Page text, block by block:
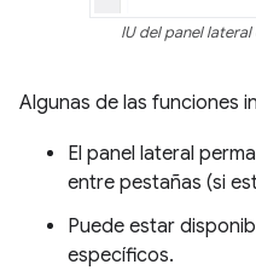
IU del panel
Algunas de las funciones
El panel lateral
entre pestañas (si
Puede estar
específicos.